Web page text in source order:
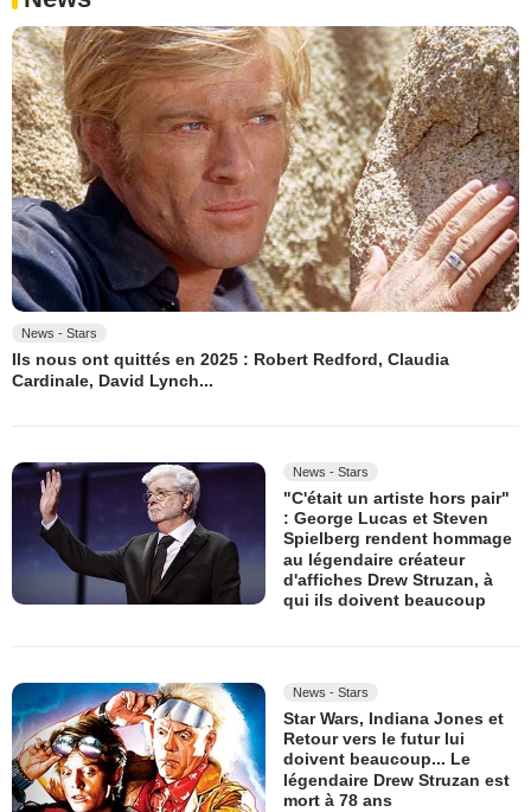
News - Stars
Ils nous ont quittés en 2025 : Robert Redford, Claudia
Cardinale, David Lynch...
News - Stars
"C'était un artiste hors pair"
: George Lucas et Steven
Spielberg rendent hommage
au légendaire créateur
d'affiches Drew Struzan, à
qui ils doivent beaucoup
News - Stars
Star Wars, Indiana Jones et
Retour vers le futur lui
doivent beaucoup... Le
légendaire Drew Struzan est
mort à 78 ans